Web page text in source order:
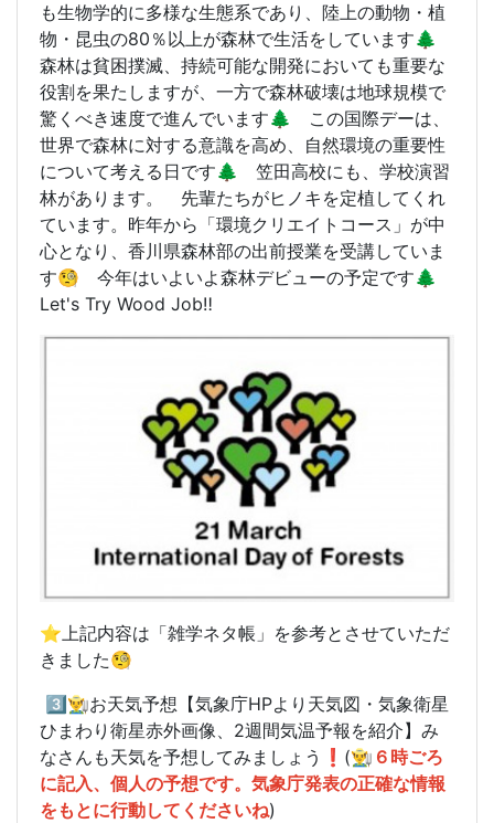
も生物学的に多様な生態系であり、陸上の動物・植
物・昆虫の80％以上が森林で生活をしています🌲
森林は貧困撲滅、持続可能な開発においても重要な
役割を果たしますが、一方で森林破壊は地球規模で
驚くべき速度で進んでいます🌲 この国際デーは、
世界で森林に対する意識を高め、自然環境の重要性
について考える日です🌲 笠田高校にも、学校演習
林があります。 先輩たちがヒノキを定植してくれ
ています。昨年から「環境クリエイトコース」が中
心となり、香川県森林部の出前授業を受講していま
す🧐 今年はいよいよ森林デビューの予定です🌲
Let's Try Wood Job‼️
⭐️上記内容は「雑学ネタ帳」を参考とさせていただ
きました🧐
3️⃣👨‍🌾お天気予想【気象庁HPより天気図・気象衛星
ひまわり衛星赤外画像、2週間気温予報を紹介】み
なさんも天気を予想してみましょう❗️(👨‍🌾６時ごろ
に記入、個人の予想です。気象庁発表の正確な情報
をもとに行動してくださいね)